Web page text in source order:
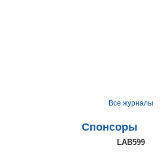
Все журналы
Спонсоры
LAB599